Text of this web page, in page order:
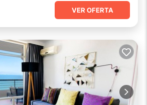
VER OFERTA